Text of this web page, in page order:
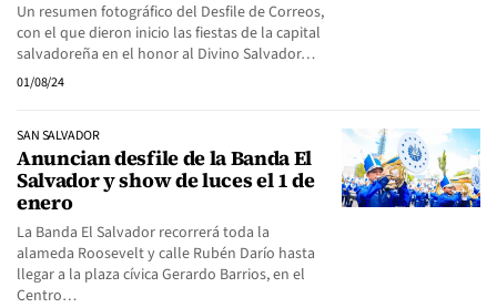
Un resumen fotográfico del Desfile de Correos,
con el que dieron inicio las fiestas de la capital
salvadoreña en el honor al Divino Salvador…
01/08/24
SAN SALVADOR
Anuncian desfile de la Banda El
Salvador y show de luces el 1 de
enero
La Banda El Salvador recorrerá toda la
alameda Roosevelt y calle Rubén Darío hasta
llegar a la plaza cívica Gerardo Barrios, en el
Centro…